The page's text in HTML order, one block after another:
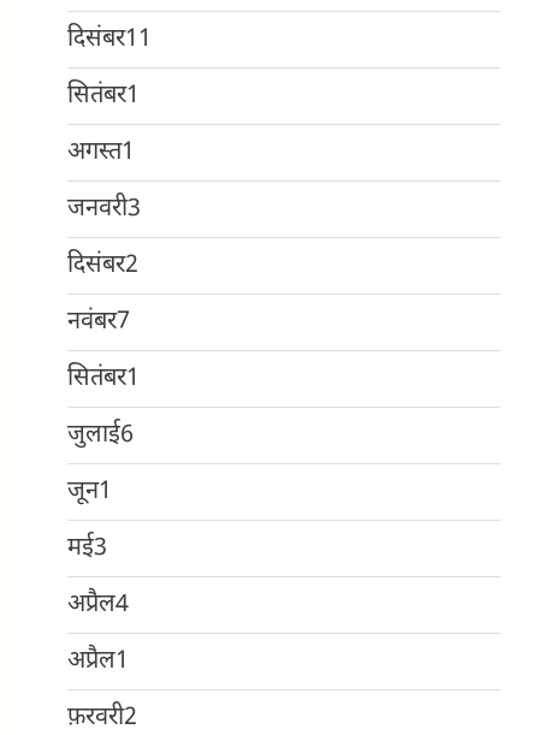
दिसंबर11
सितंबर1
अगस्त1
जनवरी3
दिसंबर2
नवंबर7
सितंबर1
जुलाई6
जून1
मई3
अप्रैल4
अप्रैल1
फ़रवरी2